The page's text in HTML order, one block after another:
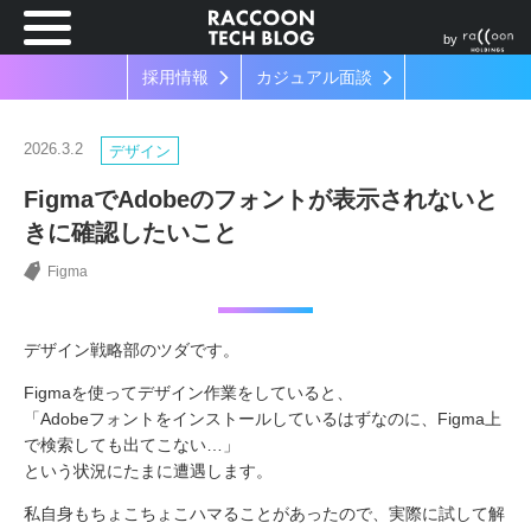
by
採用情報 カジュアル面談
2026.3.2 デザイン
FigmaでAdobeのフォントが表示されないと
きに確認したいこと
Figma
デザイン戦略部のツダです。
Figmaを使ってデザイン作業をしていると、
「Adobeフォントをインストールしているはずなのに、Figma上
で検索しても出てこない…」
という状況にたまに遭遇します。
私自身もちょこちょこハマることがあったので、実際に試して解